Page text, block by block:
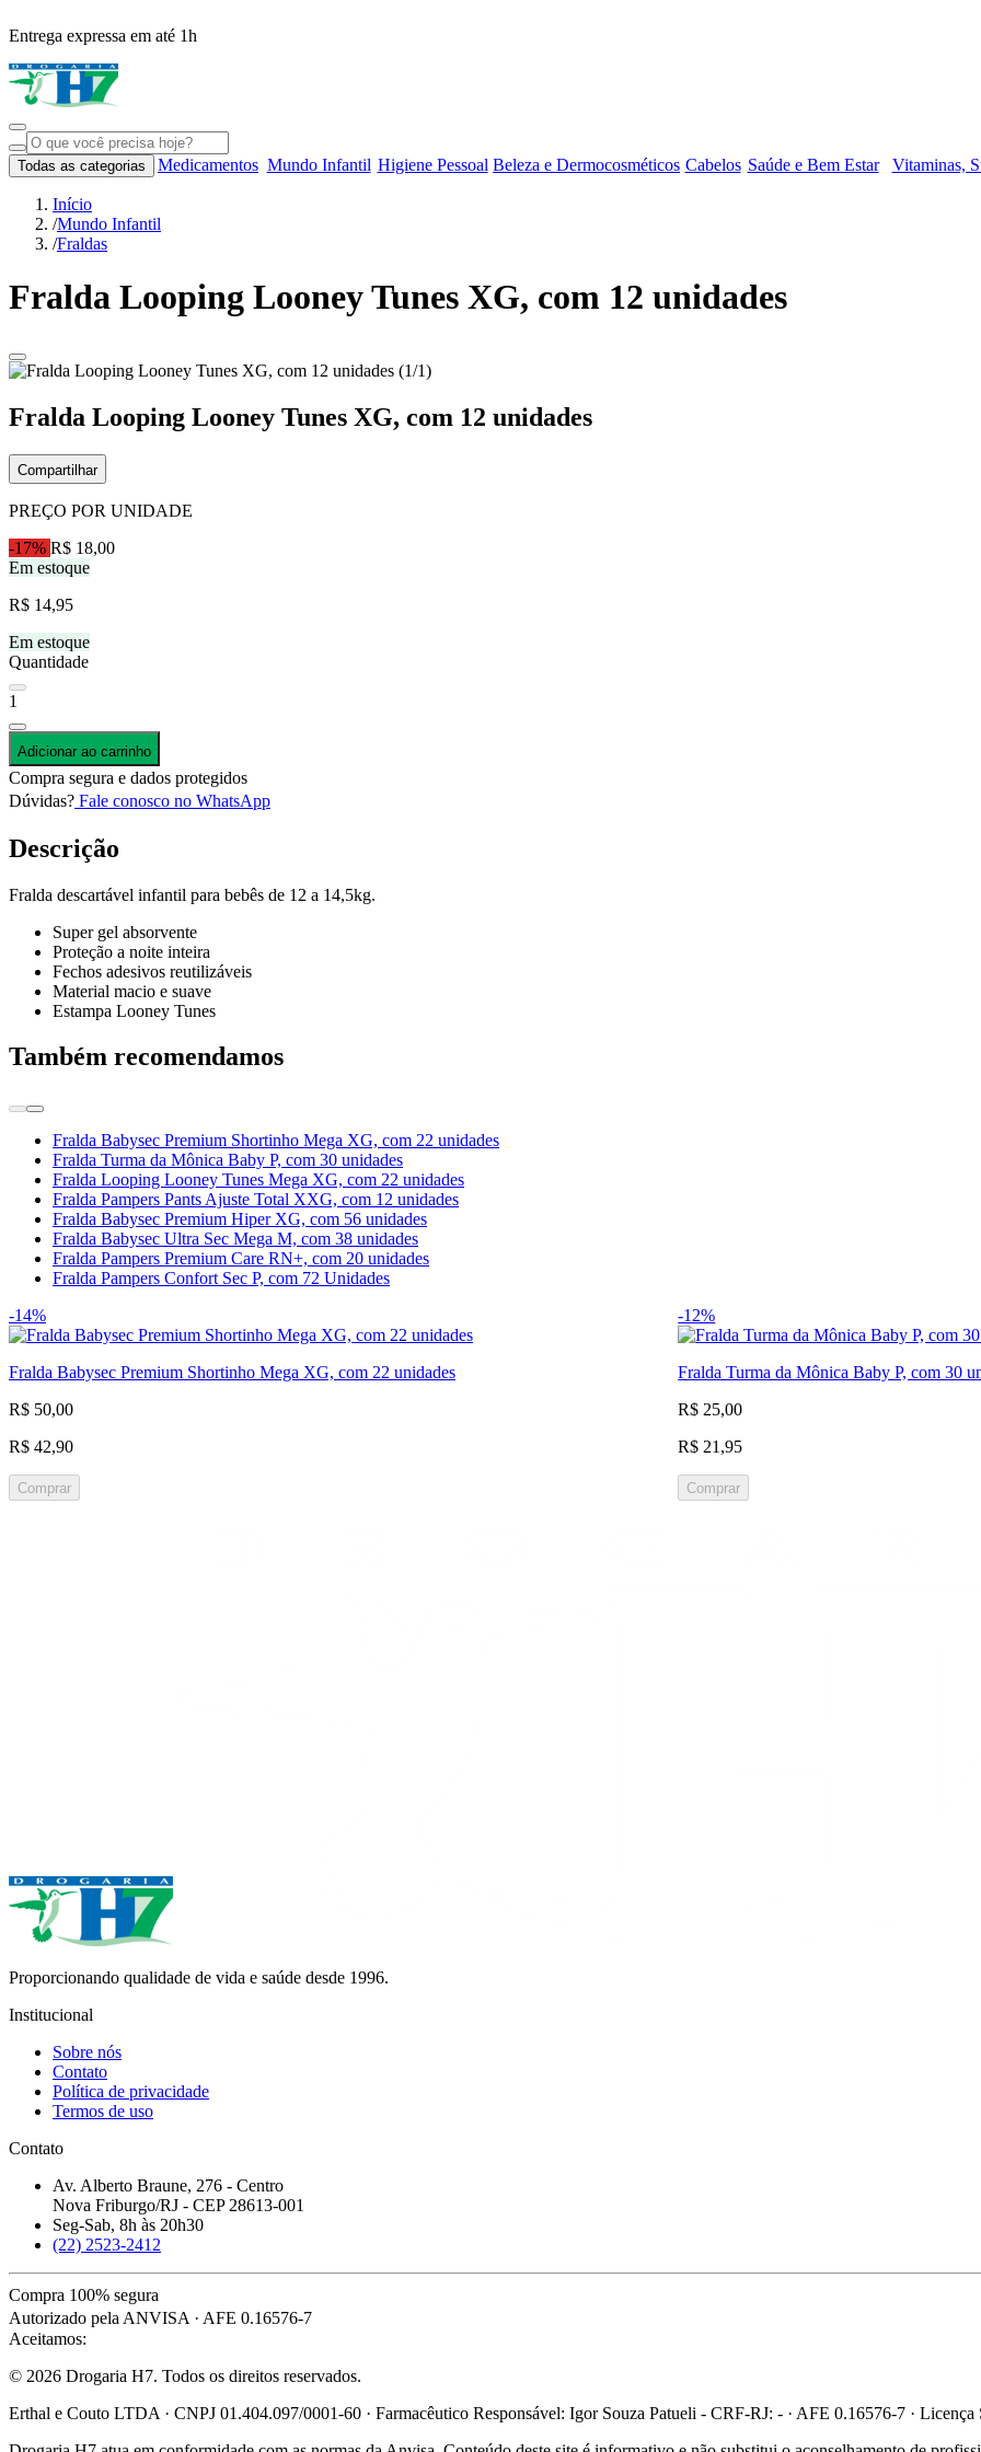
Entrega expressa em até 1h
Todas as categorias Medicamentos Mundo Infantil Higiene Pessoal Beleza e Dermocosméticos Cabelos Saúde e Bem Estar Vitaminas,
Início
/Mundo Infantil
/Fraldas
Fralda Looping Looney Tunes XG, com 12 unidades
Fralda Looping Looney Tunes XG, com 12 unidades
Compartilhar
PREÇO POR UNIDADE
-17% R$ 18,00
Em estoque
R$ 14,95
Em estoque
Quantidade
1
Adicionar ao carrinho
Compra segura e dados protegidos
Dúvidas? Fale conosco no WhatsApp
Descrição
Fralda descartável infantil para bebês de 12 a 14,5kg.
Super gel absorvente
Proteção a noite inteira
Fechos adesivos reutilizáveis
Material macio e suave
Estampa Looney Tunes
Também recomendamos
Fralda Babysec Premium Shortinho Mega XG, com 22 unidades
Fralda Turma da Mônica Baby P, com 30 unidades
Fralda Looping Looney Tunes Mega XG, com 22 unidades
Fralda Pampers Pants Ajuste Total XXG, com 12 unidades
Fralda Babysec Premium Hiper XG, com 56 unidades
Fralda Babysec Ultra Sec Mega M, com 38 unidades
Fralda Pampers Premium Care RN+, com 20 unidades
Fralda Pampers Confort Sec P, com 72 Unidades
-14%
Fralda Babysec Premium Shortinho Mega XG, com 22 unidades
R$ 50,00
R$ 42,90
Comprar
-12%
Fralda Turma da Mônica Baby P, com 30
R$ 25,00
R$ 21,95
Comprar
Proporcionando qualidade de vida e saúde desde 1996.
Institucional
Sobre nós
Contato
Política de privacidade
Termos de uso
Contato
Av. Alberto Braune, 276 - Centro
Nova Friburgo/RJ - CEP 28613-001
Seg-Sab, 8h às 20h30
(22) 2523-2412
Compra 100% segura
Autorizado pela ANVISA · AFE 0.16576-7
Aceitamos:
© 2026 Drogaria H7. Todos os direitos reservados.
Erthal e Couto LTDA · CNPJ 01.404.097/0001-60 · Farmacêutico Responsável: Igor Souza Patueli - CRF-RJ: - · AFE 0.16576-7 ·